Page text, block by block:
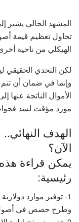
المشهد الحالي يشير
تحاول تعظيم قيمة
الهيكلي من ناحية
لكن التحدي الحقيقي
وإنما في ضمان أن تتم
الأموال الناتجة عنها
مورد مؤقت لسد
الهدف
الآن؟
رئيسية:
1- توفير موارد
وطرح حصص في أصول